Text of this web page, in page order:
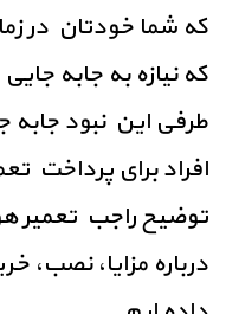
که شما خودتان در
که نیازه به جابه
طرفی این نبود
افراد برای پرداخت
توضیح راجب تعمیر
درباره مزایا، نصب،